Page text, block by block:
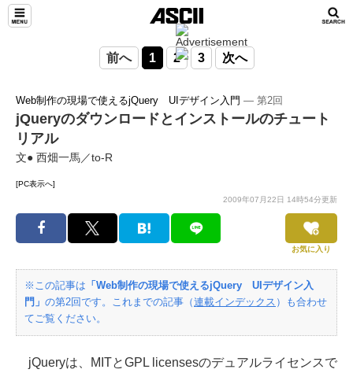
前へ 1 2 3 次へ
Web制作の現場で使えるjQuery UIデザイン入門 ― 第2回
jQueryのダウンロードとインストールのチュート
リアル
文● 西畑一馬／to-R
[PC表示へ]
2009年07月22日 14時54分更新
お気に入り
※この記事は 「Web制作の現場で使えるjQuery UIデザイン入
門」 の第2回です。これまでの記事（連載インデックス ）も合わせ
てご覧ください。
jQueryは、MITとGPL licensesのデュアルライセンスで